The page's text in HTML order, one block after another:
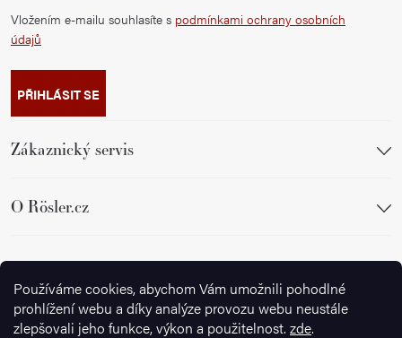
Používáme cookies, abychom Vám umožnili pohodlné
prohlížení webu a díky analýze provozu webu neustále
zlepšovali jeho funkce, výkon a použitelnost. zde.
Vložením e-mailu souhlasíte s podmínkami ochrany osobních
údajů
PŘIHLÁSIT SE
Zákaznický servis
O Rösler.cz
Sledujte nás